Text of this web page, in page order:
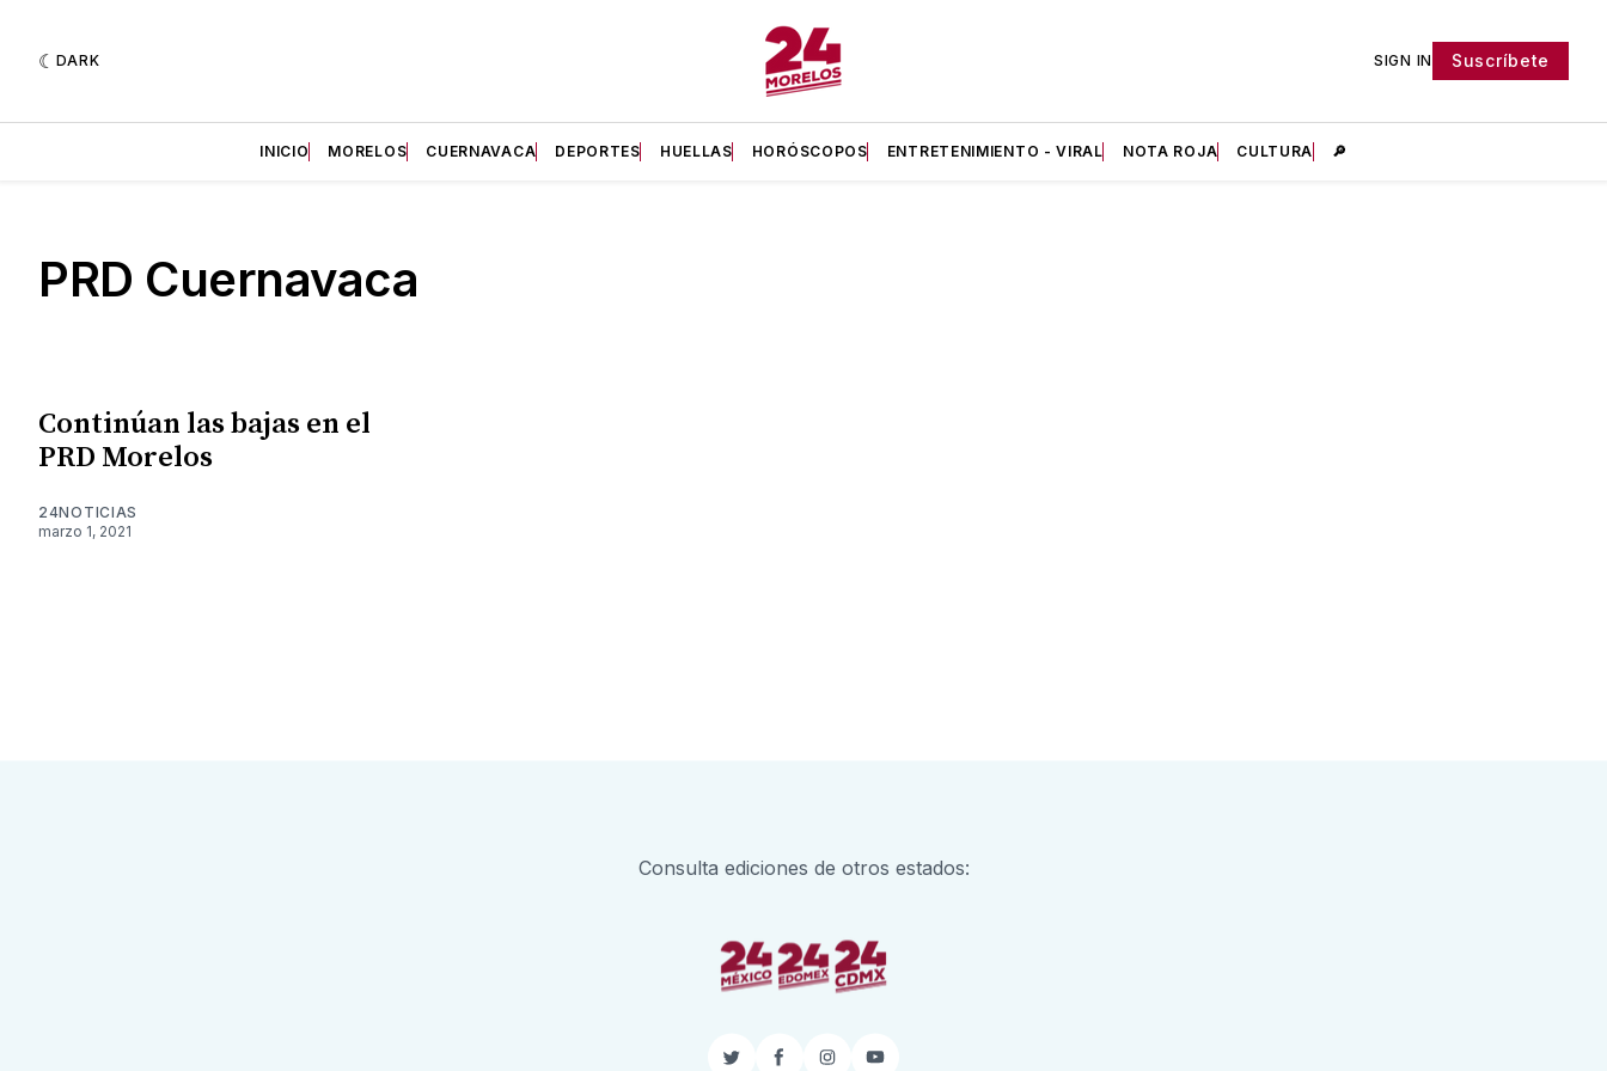
DARK SIGN IN Suscríbete
INICIO MORELOS CUERNAVACA DEPORTES HUELLAS HORÓSCOPOS ENTRETENIMIENTO - VIRAL NOTA ROJA CULTURA 🔎
PRD Cuernavaca
Continúan las bajas en el
PRD Morelos
24NOTICIAS
marzo 1, 2021
Consulta ediciones de otros estados: